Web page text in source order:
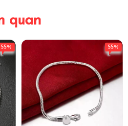
quan
55% 55%